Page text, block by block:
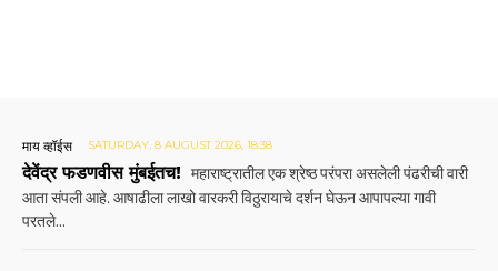
माय व्हॉईस SATURDAY, 8 AUGUST 2026, 18:38
देवेंद्र फडणवीस मुंबईतच! महाराष्ट्रातील एक श्रेष्ठ परंपरा असलेली पंढरीची वारी
आता संपली आहे. आषाढीला लाखो वारकरी विठुरायाचे दर्शन घेऊन आपापल्या गावी
परतले...